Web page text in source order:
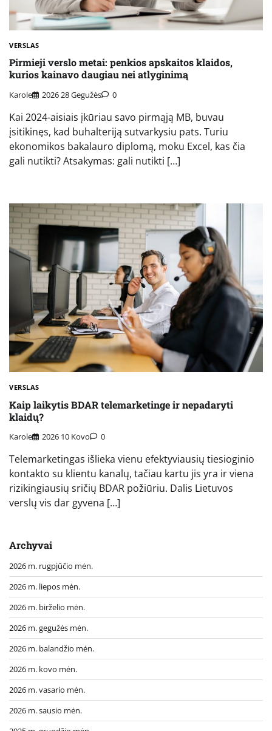
VERSLAS
Pirmieji verslo metai: penkios apskaitos klaidos,
kurios kainavo daugiau nei atlyginimą
Karole 2026 28 Gegužės 0
Kai 2024-aisiais įkūriau savo pirmąją MB, buvau
įsitikinęs, kad buhalteriją sutvarkysiu pats. Turiu
ekonomikos bakalauro diplomą, moku Excel, kas čia
gali nutikti? Atsakymas: gali nutikti […]
VERSLAS
Kaip laikytis BDAR telemarketinge ir nepadaryti
klaidų?
Karole 2026 10 Kovo 0
Telemarketingas išlieka vienu efektyviausių tiesioginio
kontakto su klientu kanalų, tačiau kartu jis yra ir viena
rizikingiausių sričių BDAR požiūriu. Dalis Lietuvos
verslų vis dar gyvena […]
Archyvai
2026 m. rugpjūčio mėn.
2026 m. liepos mėn.
2026 m. birželio mėn.
2026 m. gegužės mėn.
2026 m. balandžio mėn.
2026 m. kovo mėn.
2026 m. vasario mėn.
2026 m. sausio mėn.